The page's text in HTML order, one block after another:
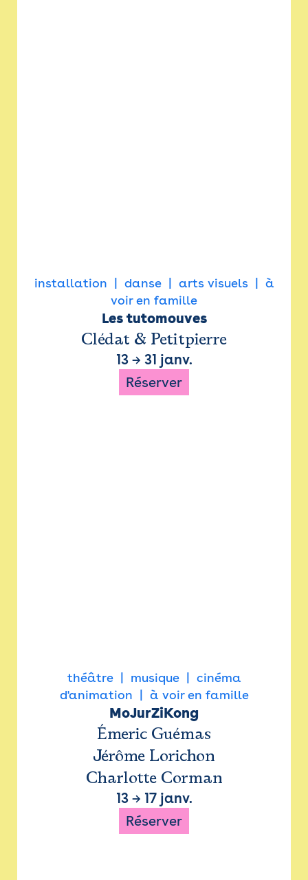
installation danse arts visuels
à
voir en famille
Les tutomouves
Clédat & Petitpierre
13→ 31 janv.
Réserver
théâtre musique
cinéma
d'animation
à voir en famille
MoJurZiKong
Émeric Guémas
Jérôme Lorichon
Charlotte Corman
13→ 17 janv.
Réserver